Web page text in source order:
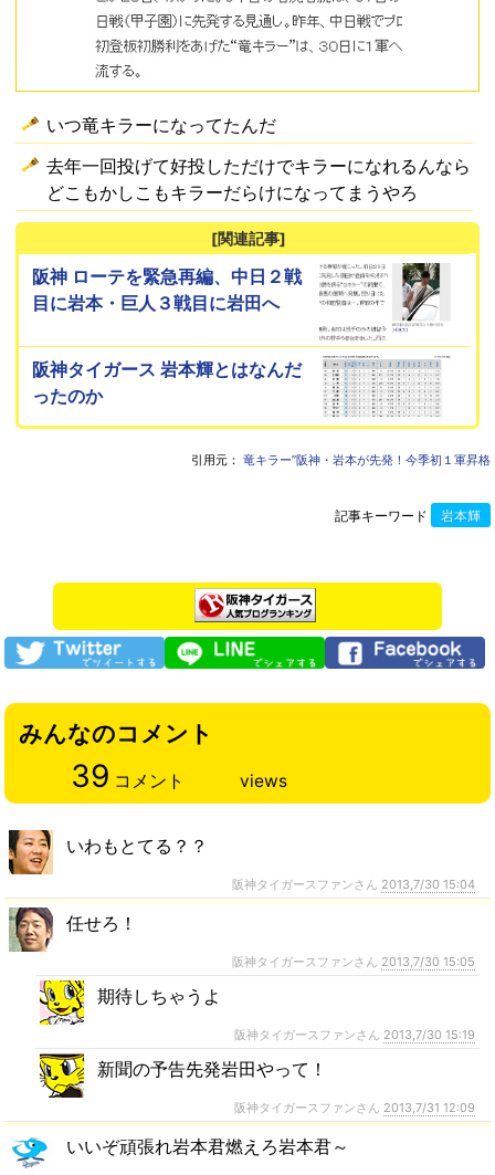
いつ竜キラーになってたんだ
去年一回投げて好投しただけでキラーになれるんなら
どこもかしこもキラーだらけになってまうやろ
[関連記事]
阪神 ローテを緊急再編、中日２戦
目に岩本・巨人３戦目に岩田へ
阪神タイガース 岩本輝とはなんだ
ったのか
引用元： 竜キラー”阪神・岩本が先発！今季初１軍昇格
記事キーワード 岩本輝
みんなのコメント
39 コメント views
いわもとてる？？
阪神タイガースファンさん 2013,7/30 15:04
任せろ！
阪神タイガースファンさん 2013,7/30 15:05
期待しちゃうよ
阪神タイガースファンさん 2013,7/30 15:19
新聞の予告先発岩田やって！
阪神タイガースファンさん 2013,7/31 12:09
いいぞ頑張れ岩本君燃えろ岩本君～